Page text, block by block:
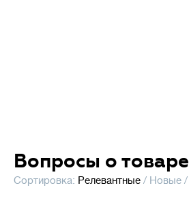
Вопросы о товаре
Сортировка: Релевантные / Новые /